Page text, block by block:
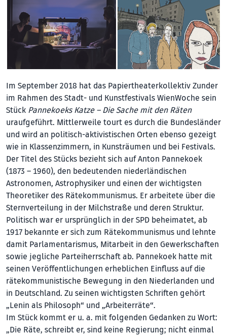
Im September 2018 hat das Papiertheaterkollektiv Zunder
im Rahmen des Stadt- und Kunstfestivals WienWoche sein
Stück Pannekoeks Katze – Die Sache mit den Räten
uraufgeführt. Mittlerweile tourt es durch die Bundesländer
und wird an politisch-aktivistischen Orten ebenso gezeigt
wie in Klassenzimmern, in Kunsträumen und bei Festivals.
Der Titel des Stücks bezieht sich auf Anton Pannekoek
(1873 – 1960), den bedeutenden niederländischen
Astronomen, Astrophysiker und einen der wichtigsten
Theoretiker des Rätekommunismus. Er arbeitete über die
Sternverteilung in der Milchstraße und deren Struktur.
Politisch war er ursprünglich in der SPD beheimatet, ab
1917 bekannte er sich zum Rätekommunismus und lehnte
damit Parlamentarismus, Mitarbeit in den Ge­werk­schaften
sowie jegliche Parteiherrschaft ab. Pannekoek hatte mit
seinen Veröffentlichungen erheblichen Einfluss auf die
rätekommunistische Bewegung in den Niederlanden und
in Deutschland. Zu sei­nen wichtigsten Schriften gehört
„Lenin als Philosoph“ und „Arbeiterräte“.
Im Stück kommt er u. a. mit folgenden Ge­danken zu Wort:
„Die Räte, schreibt er, sind keine Re­gie­rung; nicht einmal